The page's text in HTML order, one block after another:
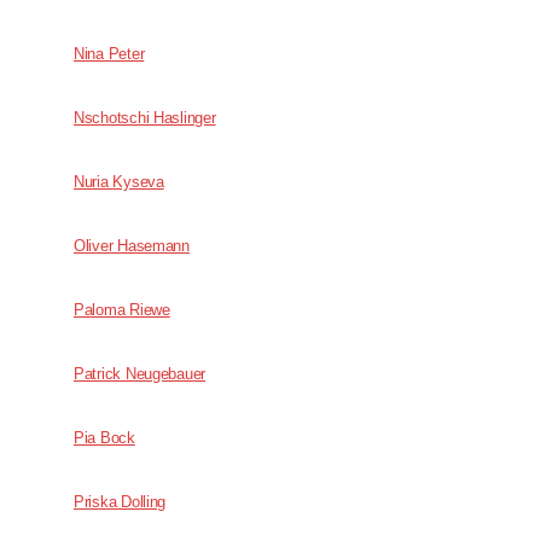
Nina Peter
Nschotschi Haslinger
Nuria Kyseva
Oliver Hasemann
Paloma Riewe
Patrick Neugebauer
Pia Bock
Priska Dolling